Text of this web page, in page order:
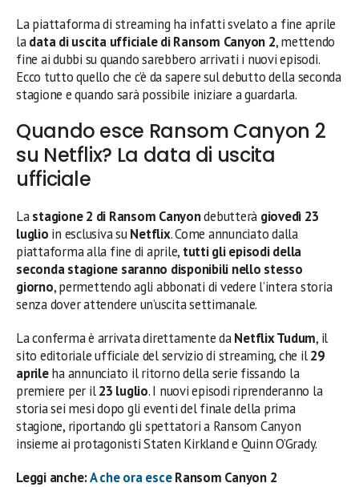
La piattaforma di streaming ha infatti svelato a fine aprile
ladata di uscita ufficiale di Ransom Canyon 2, mettendo
fine ai dubbi su quando sarebbero arrivati i nuovi episodi.
Ecco tutto quello che c’è da sapere sul debutto della seconda
stagione e quando sarà possibile iniziare a guardarla.
Quando esce Ransom Canyon 2
su Netflix? La data di uscita
ufficiale
Lastagione 2 di Ransom Canyondebutterà giovedì 23
luglio in esclusiva suNetflix. Come annunciato dalla
piattaforma alla fine di aprile, tutti gli episodi della
seconda stagione saranno disponibili nello stesso
giorno, permettendo agli abbonati di vedere l’intera storia
senza dover attendere un’uscita settimanale.
La conferma è arrivata direttamente daNetflix Tudum, il
sito editoriale ufficiale del servizio di streaming, che il29
aprileha annunciato il ritorno della serie fissando la
premiere per il23 luglio. I nuovi episodi riprenderanno la
storia sei mesi dopo gli eventi del finale della prima
stagione, riportando gli spettatori a Ransom Canyon
insieme ai protagonisti Staten Kirkland e Quinn O’Grady.
Leggi anche:A che ora esceRansom Canyon 2